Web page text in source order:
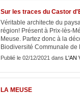
Sur les traces du Castor
Véritable architecte du
région! Présent à Prix-lès-
Meuse. Partez donc à la
Biodiversité Communale
Publié le 02/12/2021 dans L'AN
LA MEUSE